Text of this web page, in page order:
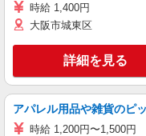
時給 1,400円
大阪市城東区
詳細を見る
アパレル用品や雑貨のピ
時給 1,200円〜1,500円